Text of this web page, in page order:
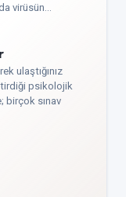
virüsün…
ulaştığınız
psikolojik
birçok sınav